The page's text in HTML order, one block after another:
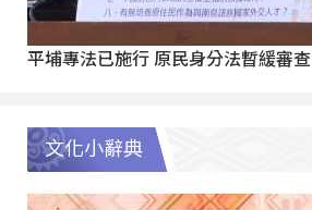
平埔專法已施行 原民身分法暫緩審查
文化小辭典